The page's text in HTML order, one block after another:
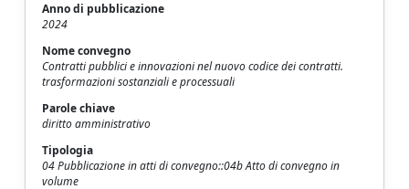
Anno di pubblicazione
2024
Nome convegno
Contratti pubblici e innovazioni nel nuovo codice dei contratti.
trasformazioni sostanziali e processuali
Parole chiave
diritto amministrativo
Tipologia
04 Pubblicazione in atti di convegno::04b Atto di convegno in
volume